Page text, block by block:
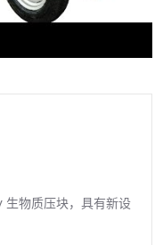
物质压块，具有新设